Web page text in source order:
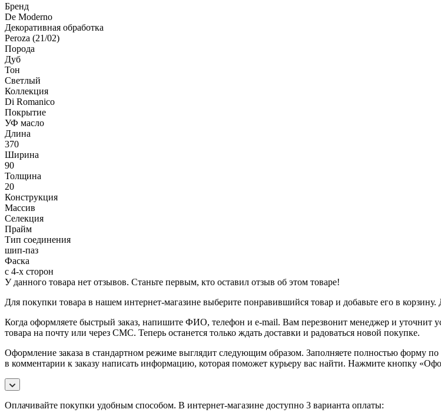
Бренд
De Moderno
Декоративная обработка
Peroza (21/02)
Порода
Дуб
Тон
Светлый
Коллекция
Di Romanico
Покрытие
УФ масло
Длина
370
Ширина
90
Толщина
20
Конструкция
Массив
Селекция
Прайм
Тип соединения
шип-паз
Фаска
с 4-х сторон
У данного товара нет отзывов. Станьте первым, кто оставил отзыв об этом товаре!
Для покупки товара в нашем интернет-магазине выберите понравившийся товар и добавьте его в
Когда оформляете быстрый заказ, напишите ФИО, телефон и e-mail. Вам перезвонит менеджер и уточнит
товара на почту или через СМС. Теперь останется только ждать доставки и радоваться новой покупке.
Оформление заказа в стандартном режиме выглядит следующим образом. Заполняете полностью форму
в комментарии к заказу написать информацию, которая поможет курьеру вас найти. Нажмите кнопку
Оплачивайте покупки удобным способом. В интернет-магазине доступно 3 варианта оплаты: